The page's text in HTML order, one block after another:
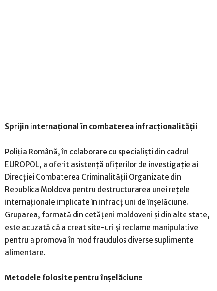
Sprijin internațional în combaterea infracționalității
Poliția Română, în colaborare cu specialiști din cadrul
EUROPOL, a oferit asistență ofițerilor de investigație ai
Direcției Combaterea Criminalității Organizate din
Republica Moldova pentru destructurarea unei rețele
internaționale implicate în infracțiuni de înșelăciune.
Gruparea, formată din cetățeni moldoveni și din alte state,
este acuzată că a creat site-uri și reclame manipulative
pentru a promova în mod fraudulos diverse suplimente
alimentare.
Metodele folosite pentru înșelăciune